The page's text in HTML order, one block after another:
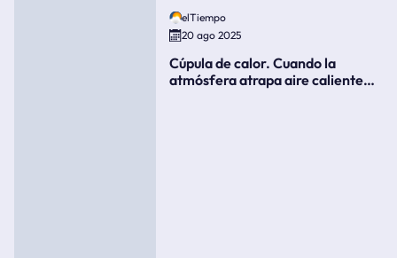
elTiempo
20 ago 2025
Cúpula de calor. Cuando la
atmósfera atrapa aire caliente